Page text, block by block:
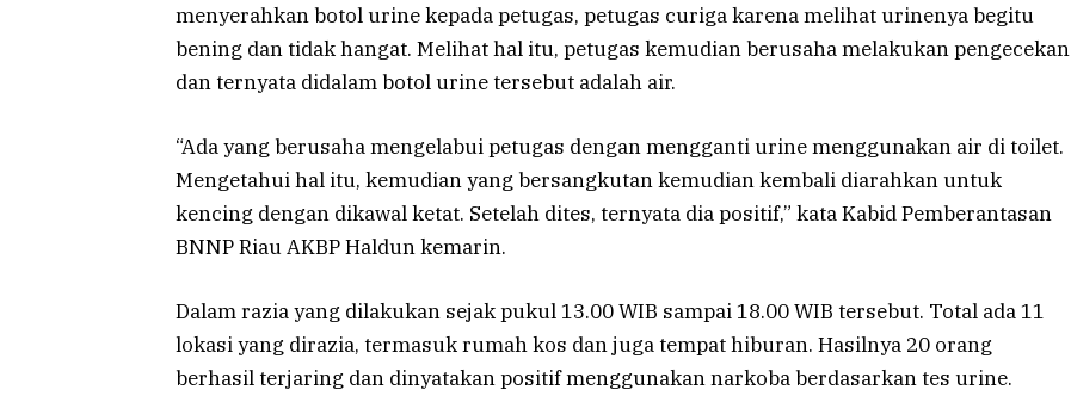
menyerahkan botol urine kepada petugas, petugas curiga karena melihat urinenya begitu
bening dan tidak hangat. Melihat hal itu, petugas kemudian berusaha melakukan pengecekan
dan ternyata didalam botol urine tersebut adalah air.
“Ada yang berusaha mengelabui petugas dengan mengganti urine menggunakan air di toilet.
Mengetahui hal itu, kemudian yang bersangkutan kemudian kembali diarahkan untuk
kencing dengan dikawal ketat. Setelah dites, ternyata dia positif,” kata Kabid Pemberantasan
BNNP Riau AKBP Haldun kemarin.
Dalam razia yang dilakukan sejak pukul 13.00 WIB sampai 18.00 WIB tersebut. Total ada 11
lokasi yang dirazia, termasuk rumah kos dan juga tempat hiburan. Hasilnya 20 orang
berhasil terjaring dan dinyatakan positif menggunakan narkoba berdasarkan tes urine.